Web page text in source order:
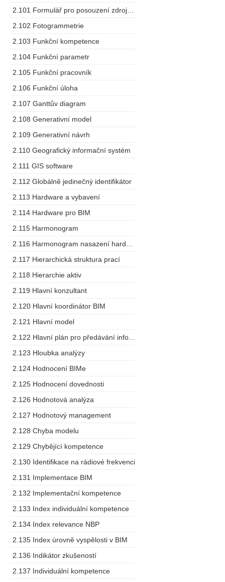
2.102 Fotogrammetrie
2.103 Funkční kompetence
2.104 Funkční parametr
2.105 Funkční pracovník
2.106 Funkční úloha
2.107 Ganttův diagram
2.108 Generativní model
2.109 Generativní návrh
2.110 Geografický informační systém
2.111 GIS software
2.112 Globálně jedinečný identifikátor
2.113 Hardware a vybavení
2.114 Hardware pro BIM
2.115 Harmonogram
2.117 Hierarchická struktura prací
2.118 Hierarchie aktiv
2.119 Hlavní konzultant
2.120 Hlavní koordinátor BIM
2.121 Hlavní model
2.123 Hloubka analýzy
2.124 Hodnocení BIMe
2.125 Hodnocení dovednosti
2.126 Hodnotová analýza
2.127 Hodnotový management
2.128 Chyba modelu
2.129 Chybějící kompetence
2.130 Identifikace na rádiové frekvenci
2.131 Implementace BIM
2.132 Implementační kompetence
2.133 Index individuální kompetence
2.134 Index relevance NBP
2.135 Index úrovně vyspělosti v BIM
2.136 Indikátor zkušeností
2.137 Individuální kompetence